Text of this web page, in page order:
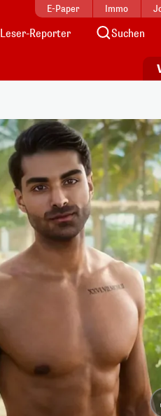
E-Paper Immo
Leser-Reporter Suchen